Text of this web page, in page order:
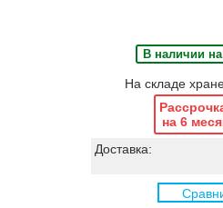
В наличии на
На складе
на 6
Доставка: